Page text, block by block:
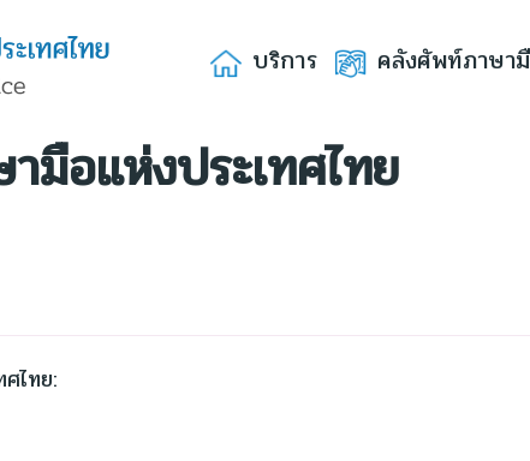
บริการ คลังศัพท์ภาษา
มือแห่งประเทศไทย
ไทย: